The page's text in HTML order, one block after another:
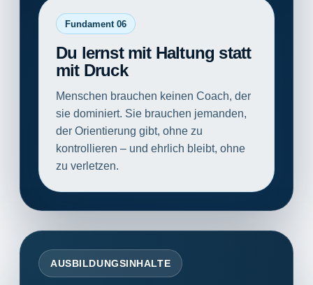
Fundament 06
Du lernst mit Haltung statt
mit Druck
Menschen brauchen keinen Coach, der
sie dominiert. Sie brauchen jemanden,
der Orientierung gibt, ohne zu
kontrollieren – und ehrlich bleibt, ohne
zu verletzen.
AUSBILDUNGSINHALTE